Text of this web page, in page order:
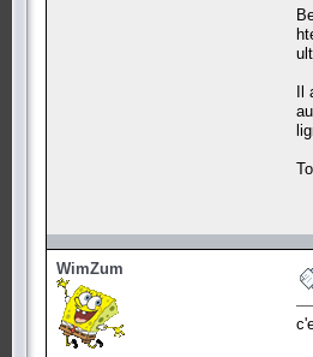
WimZum